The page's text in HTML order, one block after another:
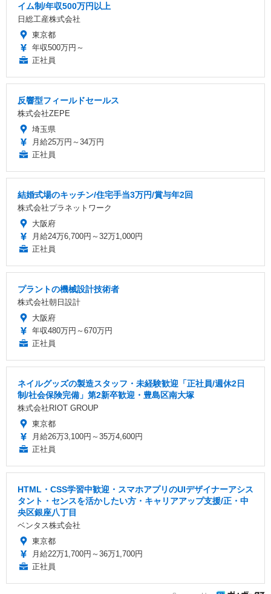
イム制/年収500万円以上
日総工産株式会社
東京都
年収500万円～
正社員
反響型フィールドセールス
株式会社ZEPE
埼玉県
月給25万円～34万円
正社員
結婚式場のキッチン/住宅手当3万円/賞与年2回
株式会社プラネットワーク
大阪府
月給24万6,700円～32万1,000円
正社員
プラントの機械設計技術者
株式会社朝日設計
大阪府
年収480万円～670万円
正社員
ネイルグッズの製造スタッフ・未経験歓迎「正社員/週休2日
制/社会保険完備」第2新卒歓迎・豊島区南大塚
株式会社RIOT GROUP
東京都
月給26万3,100円～35万4,600円
正社員
HTML・CSS学習中歓迎・スマホアプリのUIデザイナーアシス
タント・センスを活かしたい方・キャリアアップ支援/正・中
央区銀座八丁目
ベンタス株式会社
東京都
月給22万1,700円～36万1,700円
正社員